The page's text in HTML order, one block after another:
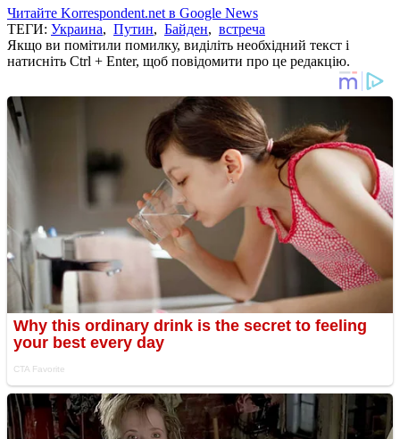
Читайте Korrespondent.net в Google News
ТЕГИ: Украина, Путин, Байден, встреча
Якщо ви помітили помилку, виділіть необхідний текст і
натисніть Ctrl + Enter, щоб повідомити про це редакцію.